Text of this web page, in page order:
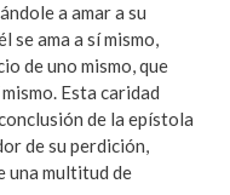
a amar a su
se ama a sí mismo,
de uno mismo, que
Esta caridad
de la epístola
de su perdición,
una multitud de